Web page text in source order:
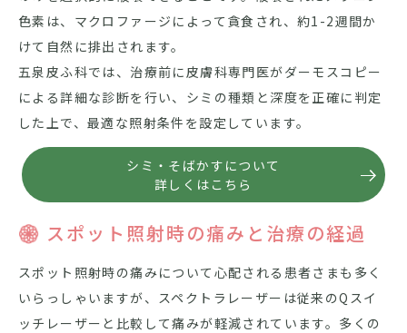
色素は、マクロファージによって貪食され、約1-2週間か
けて自然に排出されます。
五泉皮ふ科では、治療前に皮膚科専門医がダーモスコピー
による詳細な診断を行い、シミの種類と深度を正確に判定
した上で、最適な照射条件を設定しています。
シミ・そばかすについて
詳しくはこちら
スポット照射時の痛みと治療の経過
スポット照射時の痛みについて心配される患者さまも多く
いらっしゃいますが、スペクトラレーザーは従来のQスイ
ッチレーザーと比較して痛みが軽減されています。多くの